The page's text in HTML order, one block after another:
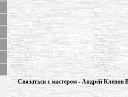
Связаться с мастером - Андрей Кленов